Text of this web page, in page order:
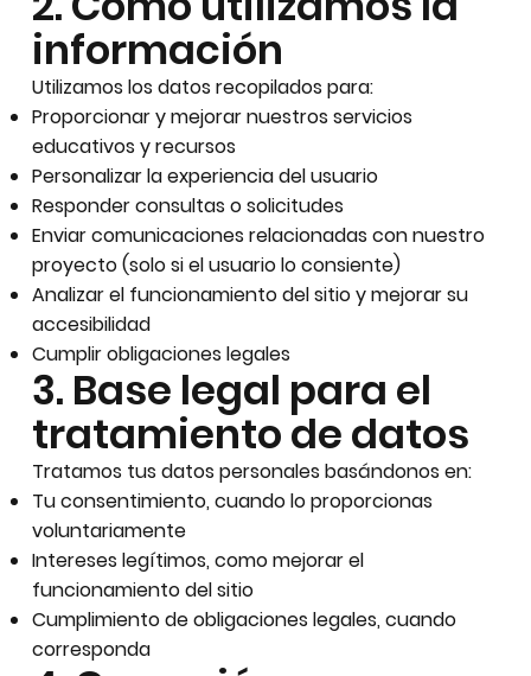
información
Utilizamos los datos recopilados para:
Proporcionar y mejorar nuestros servicios
educativos y recursos
Personalizar la experiencia del usuario
Responder consultas o solicitudes
Enviar comunicaciones relacionadas con nuestro
proyecto (solo si el usuario lo consiente)
Analizar el funcionamiento del sitio y mejorar su
accesibilidad
Cumplir obligaciones legales
3. Base legal para el
tratamiento de datos
Tratamos tus datos personales basándonos en:
Tu consentimiento, cuando lo proporcionas
voluntariamente
Intereses legítimos, como mejorar el
funcionamiento del sitio
Cumplimiento de obligaciones legales, cuando
corresponda